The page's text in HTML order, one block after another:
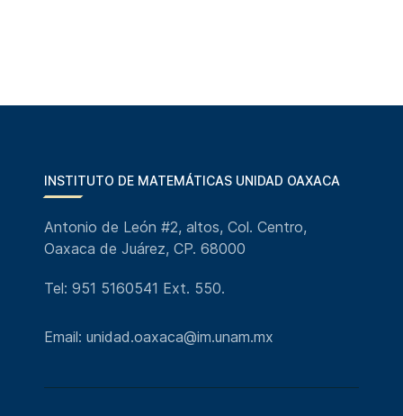
INSTITUTO DE MATEMÁTICAS UNIDAD OAXACA
Antonio de León #2, altos, Col. Centro,
Oaxaca de Juárez, CP. 68000
Tel: 951 5160541 Ext. 550.
Email: unidad.oaxaca@im.unam.mx